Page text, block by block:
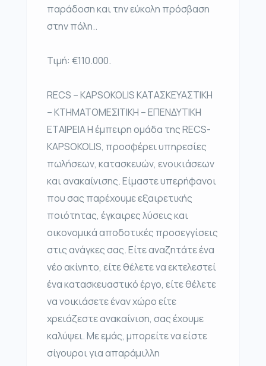
παράδοση και την εύκολη πρόσβαση
στην πόλη..
Τιμή: €110.000.
RECS – KAPSOKOLIS ΚΑΤΑΣΚΕΥΑΣΤΙΚΗ
– ΚΤΗΜΑΤΟΜΕΣΙΤΙΚΗ – ΕΠΕΝΔΥΤΙΚΗ
ΕΤΑΙΡΕΙΑ Η έμπειρη ομάδα της RECS-
KAPSOKOLIS, προσφέρει υπηρεσίες
πωλήσεων, κατασκευών, ενοικιάσεων
και ανακαίνισης. Είμαστε υπερήφανοι
που σας παρέχουμε εξαιρετικής
ποιότητας, έγκαιρες λύσεις και
οικονομικά αποδοτικές προσεγγίσεις
στις ανάγκες σας. Είτε αναζητάτε ένα
νέο ακίνητο, είτε θέλετε να εκτελεστεί
ένα κατασκευαστικό έργο, είτε θέλετε
να νοικιάσετε έναν χώρο είτε
χρειάζεστε ανακαίνιση, σας έχουμε
καλύψει. Με εμάς, μπορείτε να είστε
σίγουροι για απαράμιλλη